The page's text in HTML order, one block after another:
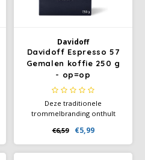
Davidoff
Davidoff Espresso 57
Gemalen koffie 250 g
- op=op
Deze traditionele
trommelbranding onthult
een rijk aroma dat de
zintuigen prikkelt. Met een
intensiteit van 10 op 12 is deze
€6,59 €5,99